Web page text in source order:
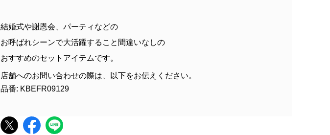
結婚式や謝恩会、パーティなどの
お呼ばれシーンで大活躍すること間違いなしの
おすすめのセットアイテムです。
店舗へのお問い合わせの際は、以下をお伝えください。
品番: KBEFR09129